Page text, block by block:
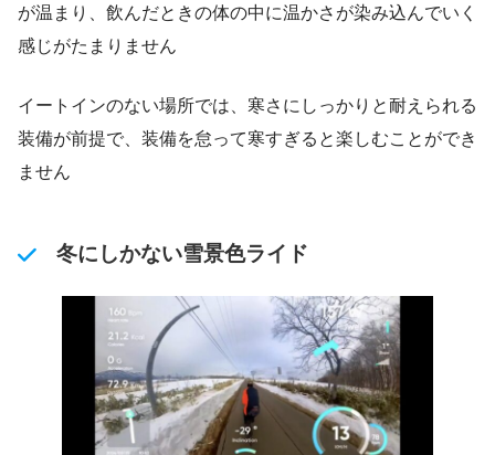
が温まり、飲んだときの体の中に温かさが染み込んでいく
感じがたまりません
イートインのない場所では、寒さにしっかりと耐えられる
装備が前提で、装備を怠って寒すぎると楽しむことができ
ません
冬にしかない雪景色ライド